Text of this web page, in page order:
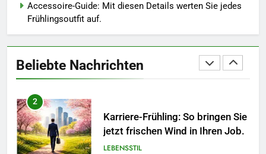
Accessoire-Guide: Mit diesen Details werten Sie jedes
Frühlingsoutfit auf.
Beliebte Nachrichten
2
jetzt frischen Wind in Ihren Job.
LEBENSSTIL
3
Networking-Strategien: Wie Sie
beruflich wertvolle Kontakte
knüpfen.
LEBENSSTIL